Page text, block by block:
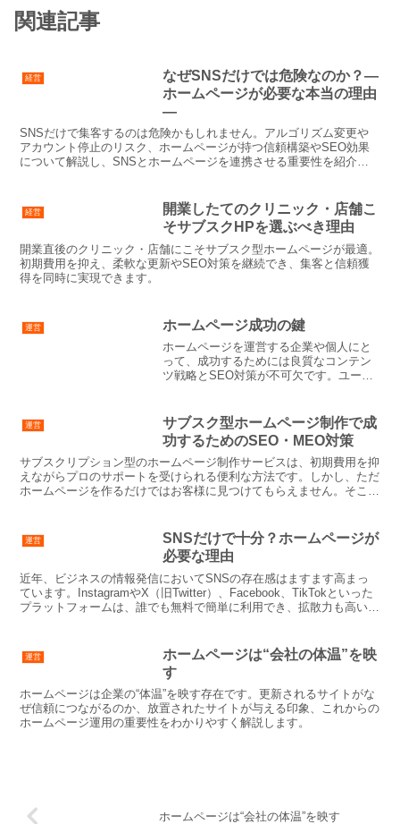
関連記事
経営
なぜSNSだけでは危険なのか？―
ホームページが必要な本当の理由
―
SNSだけで集客するのは危険かもしれません。アルゴリズム変更や
アカウント停止のリスク、ホームページが持つ信頼構築やSEO効果
について解説し、SNSとホームページを連携させる重要性を紹介し
経営
開業したてのクリニック・店舗こ
そサブスクHPを選ぶべき理由
開業直後のクリニック・店舗にこそサブスク型ホームページが最適。
初期費用を抑え、柔軟な更新やSEO対策を継続でき、集客と信頼獲
得を同時に実現できます。
運営 ホームページ成功の鍵
ホームページを運営する企業や個人にと
って、成功するためには良質なコンテン
ツ戦略とSEO対策が不可欠です。ユーザ
で訪問者を引き付けることが、成果を上
げるための重要な要素で...
運営
サブスク型ホームページ制作で成
功するためのSEO・MEO対策
サブスクリプション型のホームページ制作サービスは、初期費用を抑
えながらプロのサポートを受けられる便利な方法です。しかし、ただ
ホームページを作るだけではお客様に見つけてもらえません。そこで
運営
SNSだけで十分？ホームページが
必要な理由
近年、ビジネスの情報発信においてSNSの存在感はますます高まっ
ています。InstagramやX（旧Twitter）、Facebook、TikTokといった
プラットフォームは、誰でも無料で簡単に利用でき、拡散力も高いこ
運営
ホームページは“会社の体温”を映
す
ホームページは企業の“体温”を映す存在です。更新されるサイトがな
ぜ信頼につながるのか、放置されたサイトが与える印象、これからの
ホームページ運用の重要性をわかりやすく解説します。
ホームページは“会社の体温”を映す